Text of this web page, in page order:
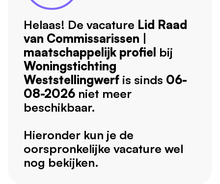
Helaas! De vacature Lid Raad
van Commissarissen |
maatschappelijk profiel bij
Woningstichting
Weststellingwerf is sinds 06-
08-2026 niet meer
beschikbaar.
Hieronder kun je de
oorspronkelijke vacature wel
nog bekijken.